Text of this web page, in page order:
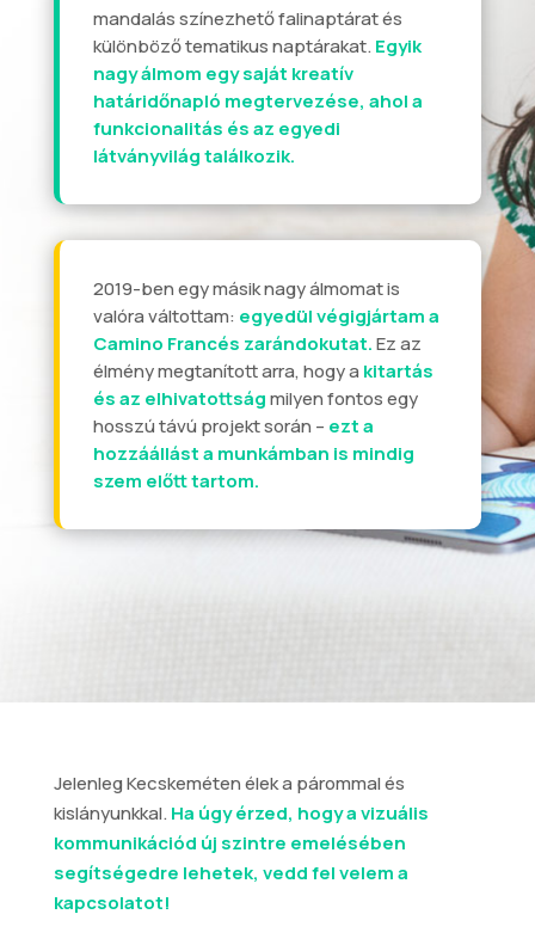
mandalás színezhető falinaptárat és
különböző tematikus naptárakat. Egyik
nagy álmom egy saját kreatív
határidőnapló megtervezése, ahol a
funkcionalitás és az egyedi
látványvilág találkozik.
2019-ben egy másik nagy álmomat is
valóra váltottam: egyedül végigjártam a
Camino Francés zarándokutat.Ez az
élmény megtanított arra, hogy a kitartás
és az elhivatottságmilyen fontos egy
hosszú távú projekt során – ezt a
hozzáállást a munkámban is mindig
szem előtt tartom.
Jelenleg Kecskeméten élek a párommal és
kislányunkkal. Ha úgy érzed, hogy a vizuális
kommunikációd új szintre emelésében
segítségedre lehetek, vedd fel velem a
kapcsolatot!